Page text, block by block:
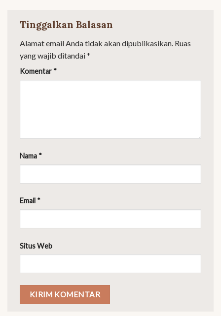
Tinggalkan Balasan
Alamat email Anda tidak akan dipublikasikan. Ruas
yang wajib ditandai*
Komentar *
Nama *
Email *
Situs Web